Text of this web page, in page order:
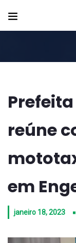
reúne
em
janeiro 18, 2023